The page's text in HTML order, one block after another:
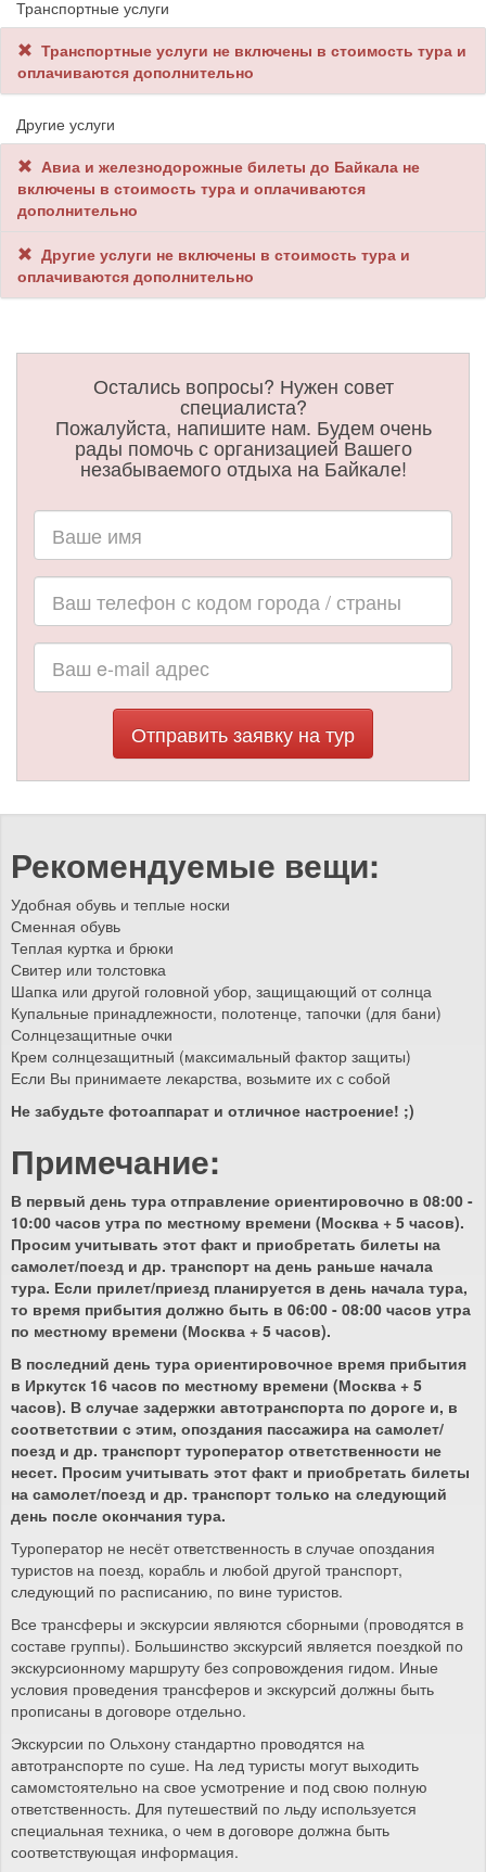
Транспортные услуги
Транспортные услуги не включены в стоимость тура и
оплачиваются дополнительно
Другие услуги
Авиа и железнодорожные билеты до Байкала не
включены в стоимость тура и оплачиваются
дополнительно
Другие услуги не включены в стоимость тура и
оплачиваются дополнительно
Остались вопросы? Нужен совет
специалиста?
Пожалуйста, напишите нам. Будем очень
рады помочь с организацией Вашего
незабываемого отдыха на Байкале!
Отправить заявку на тур
Рекомендуемые вещи:
Удобная обувь и теплые носки
Сменная обувь
Теплая куртка и брюки
Свитер или толстовка
Шапка или другой головной убор, защищающий от солнца
Купальные принадлежности, полотенце, тапочки (для бани)
Солнцезащитные очки
Крем солнцезащитный (максимальный фактор защиты)
Если Вы принимаете лекарства, возьмите их с собой
Не забудьте фотоаппарат и отличное настроение! ;)
Примечание:
В первый день тура отправление ориентировочно в 08:00 -
10:00 часов утра по местному времени (Москва + 5 часов).
Просим учитывать этот факт и приобретать билеты на
самолет/поезд и др. транспорт на день раньше начала
тура. Если прилет/приезд планируется в день начала тура,
то время прибытия должно быть в 06:00 - 08:00 часов утра
по местному времени (Москва + 5 часов).
В последний день тура ориентировочное время прибытия
в Иркутск 16 часов по местному времени (Москва + 5
часов). В случае задержки автотранспорта по дороге и, в
соответствии с этим, опоздания пассажира на самолет/
поезд и др. транспорт туроператор ответственности не
несет. Просим учитывать этот факт и приобретать билеты
на самолет/поезд и др. транспорт только на следующий
день после окончания тура.
Туроператор не несёт ответственность в случае опоздания
туристов на поезд, корабль и любой другой транспорт,
следующий по расписанию, по вине туристов.
Все трансферы и экскурсии являются сборными (проводятся в
составе группы). Большинство экскурсий является поездкой по
экскурсионному маршруту без сопровождения гидом. Иные
условия проведения трансферов и экскурсий должны быть
прописаны в договоре отдельно.
Экскурсии по Ольхону стандартно проводятся на
автотранспорте по суше. На лед туристы могут выходить
самомстоятельно на свое усмотрение и под свою полную
ответственность. Для путешествий по льду используется
специальная техника, о чем в договоре должна быть
соответствующая информация.